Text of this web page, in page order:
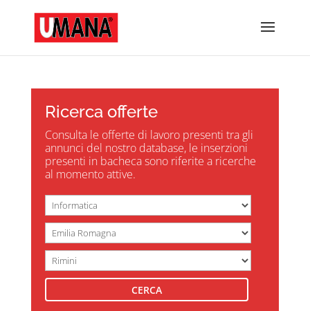
Ricerca offerte
Consulta le offerte di lavoro presenti tra gli
annunci del nostro database, le inserzioni
presenti in bacheca sono riferite a ricerche
al momento attive.